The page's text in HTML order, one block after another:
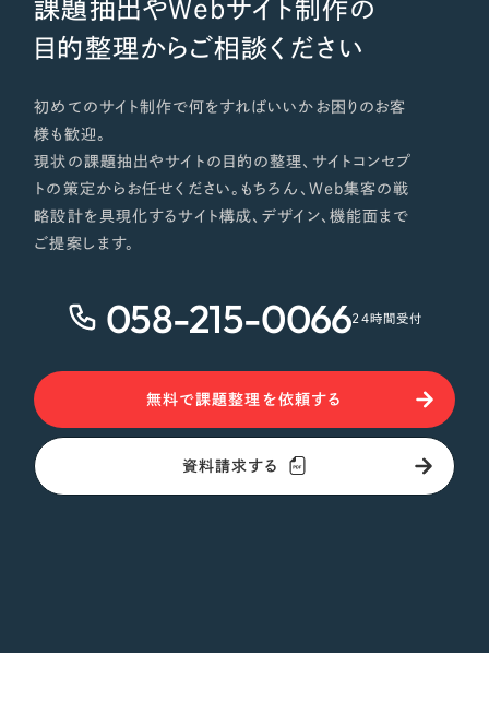
課題抽出やWebサイト制作の
目的整理からご相談ください
初めてのサイト制作で何をすればいいかお困りのお客
様も歓迎。
現状の課題抽出やサイトの目的の整理、サイトコンセプ
トの策定からお任せください。もちろん、Web集客の戦
略設計を具現化するサイト構成、デザイン、機能面まで
ご提案します。
058-215-006624時間受付
無料で課題整理を依頼する
資料請求する